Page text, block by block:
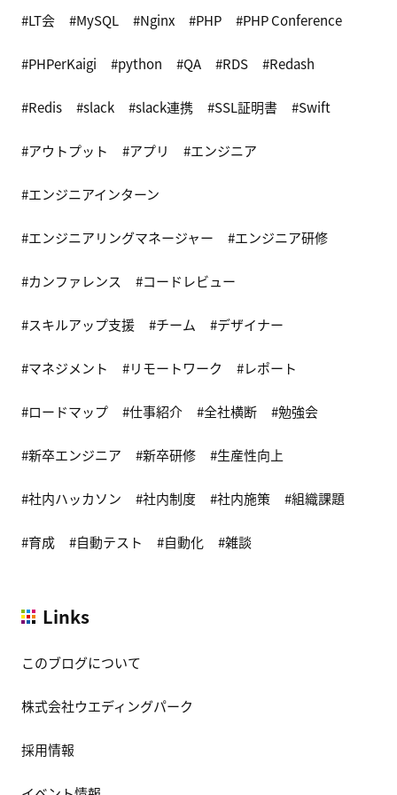
LT会 MySQL Nginx PHP PHP Conference
PHPerKaigi python QA RDS Redash
Redis slack slack連携 SSL証明書 Swift
アウトプット アプリ エンジニア
エンジニアインターン
エンジニアリングマネージャー エンジニア研修
カンファレンス コードレビュー
スキルアップ支援 チーム デザイナー
マネジメント リモートワーク レポート
ロードマップ 仕事紹介 全社横断 勉強会
新卒エンジニア 新卒研修 生産性向上
社内ハッカソン 社内制度 社内施策 組織課題
育成 自動テスト 自動化 雑談
Links
このブログについて
株式会社ウエディングパーク
採用情報